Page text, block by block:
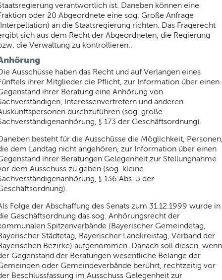
verantwortlich ist. Daneben können eine
oder 20 Abgeordnete eine sog. Große Anfrage
an die Staatsregierung richten. Das Fragerecht
sich aus dem Recht der Abgeordneten, die Regierung
die Verwaltung zu kontrollieren..
Ausschüsse haben das Recht und auf Verlangen eines
ihrer Mitglieder die Pflicht, zur Information über einen
ihrer Beratung eine Anhörung von
Interessenvertretern und anderen
durchzuführen (sog. große
§ 173 der Geschäftsordnung).
besteht für die Ausschüsse die Möglichkeit,
dem Landtag nicht angehören, zur Information über einen
ihrer Beratungen Gelegenheit zur Stellungnahme
dem Ausschuss zu geben (sog. kleine
§ 136 Abs. 3 der
Folge der Abschaffung des Senats zum 31.12.1999 wurde in
Geschäftsordnung das sog. Anhörungsrecht der
Spitzenverbände (Bayerischer Gemeindetag,
Städtetag, Bayerischer Landkreistag, Verband der
Bezirke) aufgenommen. Danach soll diesen, wenn
Gegenstand der Beratungen wesentliche Belange der
oder Gemeindeverbände berührt, rechtzeitig vor
Beschlussfassung im Ausschuss Gelegenheit zur